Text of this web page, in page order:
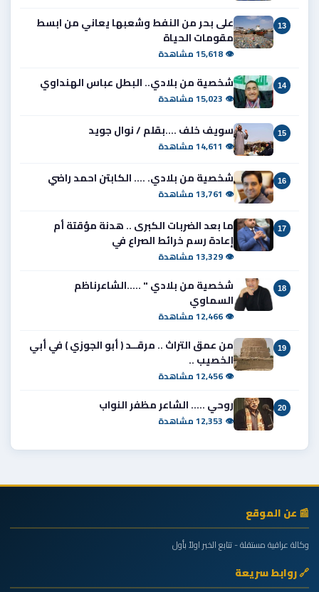
13
على بحر من النفط وشعبها يعاني من ابسط
مقومات الحياة
👁 15,618 مشاهدة
14 شخصية من بلادي.. البطل عباس الهنداوي
👁 15,023 مشاهدة
15 سويف خلف ....بقلم / نوال جويد
👁 14,611 مشاهدة
16 شخصية من بلادي. .... الكابتن احمد راضي
👁 13,761 مشاهدة
17
ما بعد الضربات الكبرى .. هدنة مؤقتة أم
إعادة رسم خرائط الصراع في
👁 13,329 مشاهدة
18
شخصية من بلادي " .....الشاعرناظم
السماوي
👁 12,466 مشاهدة
19
من عمق التراث .. مرقــد ( أبو الجوزي ) في أبي
الخصيب ..
👁 12,456 مشاهدة
20 روحي ..... الشاعر مظفر النواب
👁 12,353 مشاهدة
📰 عن الموقع
وكالة عراقية مستقلة - تتابع الخبر اولاً بأول
🔗 روابط سريعة